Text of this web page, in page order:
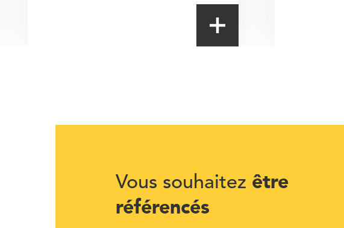
Vous souhaitez être
référencés